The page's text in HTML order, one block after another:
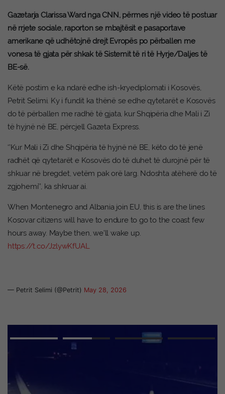
Gazetarja Clarissa Ward nga CNN, përmes një video të postuar
në rrjete sociale, raporton se mbajtësit e pasaportave
amerikane që udhëtojnë drejt Evropës po përballen me
vonesa të gjata për shkak të Sistemit të ri të Hyrje/Daljes të
BE-së.
Këtë postim e ka ndarë edhe ish-kryediplomati i Kosovës,
Petrit Selimi. Ky i fundit ka thënë se edhe qytetarët e Kosovës
do të përballen me radhë të gjata, kur Shqipëria dhe Mali i Zi
të hyjnë në BE, përcjell Gazeta Express.
‘’Kur Mali i Zi dhe Shqipëria të hyjnë në BE, këto do të jenë
radhët që qytetarët e Kosovës do të duhet të durojnë për të
shkuar në bregdet, vetëm pak orë larg. Ndoshta atëherë do të
zgjohemi’’, ka shkruar ai.
When Montenegro and Albania join EU, this is are the lines
Kosovar citizens will have to endure to go to the coast few
hours away. Maybe then, we’ll wake up.
https://t.co/JzlywKfUAL
— Petrit Selimi (@Petrit) May 28, 2026